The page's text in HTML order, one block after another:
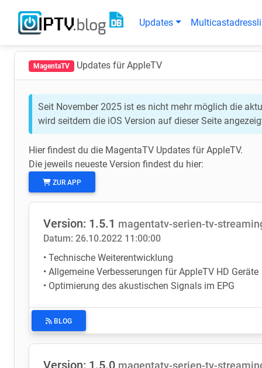
Updates
MagentaTV Updates für AppleTV
Seit November 2025 ist es nicht mehr möglich die
wird seitdem die iOS Version auf dieser Seite
Hier findest du die MagentaTV Updates für AppleTV.
Die jeweils neueste Version findest du hier:
ZUR APP
Version: 1.5.1 magentatv-serien-tv-
Datum: 26.10.2022 11:00:00
• Technische Weiterentwicklung
• Allgemeine Verbesserungen für AppleTV HD Geräte
• Optimierung des akustischen Signals im EPG
BLOG
Version: 1.5.0 magentatv-serien-tv-